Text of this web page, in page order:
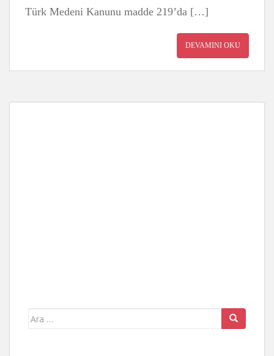
Türk Medeni Kanunu madde 219’da […]
DEVAMINI OKU
Arama